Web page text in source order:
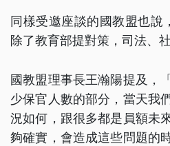
同樣受邀座談的國教盟也說
除了教育部提對策，司法、
國教盟理事長王瀚陽提及，
少保官人數的部分，當天我
況如何，跟很多都是員額未
夠確實，會造成這些問題的